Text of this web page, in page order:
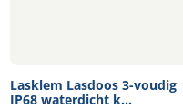
Lasklem Lasdoos 3-voudig
IP68 waterdicht k...